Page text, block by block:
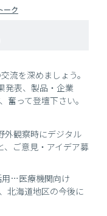
ーク
流を深めましょう。
発表、製品・企業
奮って登壇下さい。
観察時にデジタル
、ご意見・アイデア募
用…医療機関向け
北海道地区の今後に